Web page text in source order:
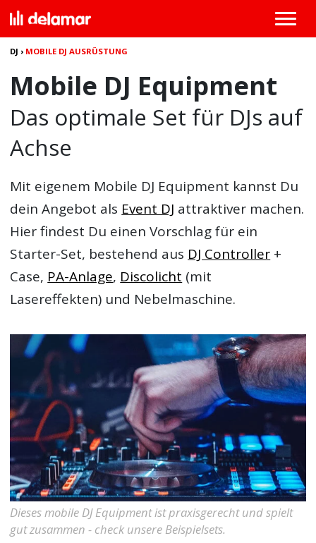
DJ › MOBILE DJ AUSRÜSTUNG
Mobile DJ Equipment
Das optimale Set für DJs auf
Achse
Mit eigenem Mobile DJ Equipment kannst Du
dein Angebot als Event DJ attraktiver machen.
Hier findest Du einen Vorschlag für ein
Starter-Set, bestehend aus DJ Controller +
Case, PA-Anlage, Discolicht (mit
Lasereffekten) und Nebelmaschine.
Dieses mobile DJ Equipment ist praxisgerecht und spielt
gut zusammen - check unsere Beispielsets.